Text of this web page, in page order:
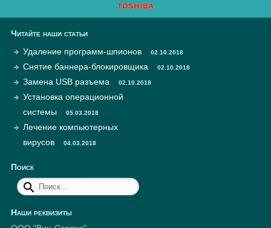
Читайте наши статьи
Удаление программ-шпионов
02.10.2018
Снятие баннера-блокировщика 02.10.2018
Замена USB разъема 02.10.2018
Установка операционной
системы
05.03.2018
Лечение компьютерных
вирусов
04.03.2018
Поиск
Наши реквизиты